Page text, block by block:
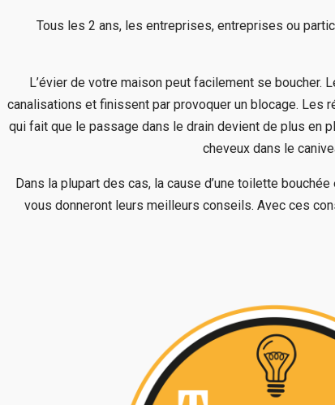
Tous les 2 ans, les entreprises, entreprises ou
L’évier de votre maison peut facilement se
canalisations et finissent par provoquer un blocage. Les
qui fait que le passage dans le drain devient de plus en
cheveux dans le
Dans la plupart des cas, la cause d’une toilette
vous donneront leurs meilleurs conseils. Avec ces